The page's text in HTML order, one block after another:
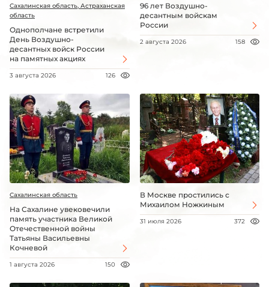
Сахалинская область, Астраханская
область
Однополчане встретили
День Воздушно-
десантных войск России
на памятных акциях
3 августа 2026 126
96 лет Воздушно-
десантным войскам
России
2 августа 2026 158
Сахалинская область
На Сахалине увековечили
память участника Великой
Отечественной войны
Татьяны Васильевны
Кочневой
1 августа 2026 150
В Москве простились с
Михаилом Ножкиным
31 июля 2026 372